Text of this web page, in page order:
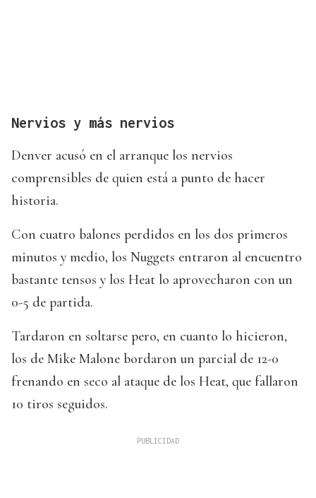
Nervios y más nervios
Denver acusó en el arranque los nervios
comprensibles de quien está a punto de hacer
historia.
Con cuatro balones perdidos en los dos primeros
minutos y medio, los Nuggets entraron al encuentro
bastante tensos y los Heat lo aprovecharon con un
0-5 de partida.
Tardaron en soltarse pero, en cuanto lo hicieron,
los de Mike Malone bordaron un parcial de 12-0
frenando en seco al ataque de los Heat, que fallaron
10 tiros seguidos.